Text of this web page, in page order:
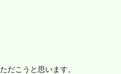
だこうと思います。